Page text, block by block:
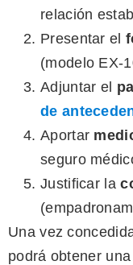
relación
Presentar el
(modelo EX-
Adjuntar el
de
Aportar
seguro
Justificar la
Una vez
podrá obtener